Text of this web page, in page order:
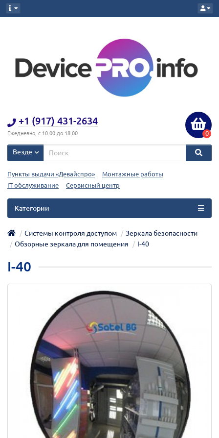
+1 (917) 431-2634
Ежедневно, с 10:00 до 18:00 0
Везде
Пункты выдачи «Девайспро»
Монтажные работы
IT обслуживание
Сервисный центр
Категории
Системы контроля доступом
Зеркала безопасности
Обзорные зеркала для помещения
I-40
I-40